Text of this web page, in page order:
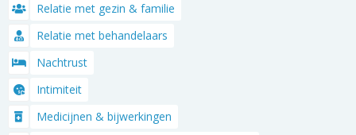
Relatie met gezin & familie
Relatie met behandelaars
Nachtrust
Intimiteit
Medicijnen & bijwerkingen